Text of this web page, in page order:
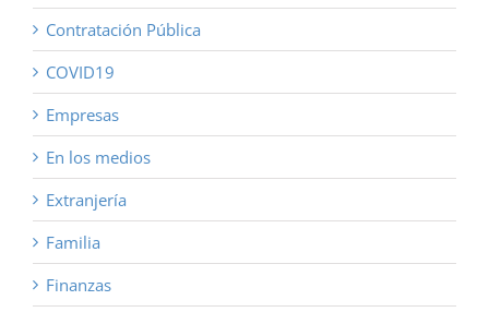
Contratación Pública
COVID19
Empresas
En los medios
Extranjería
Familia
Finanzas